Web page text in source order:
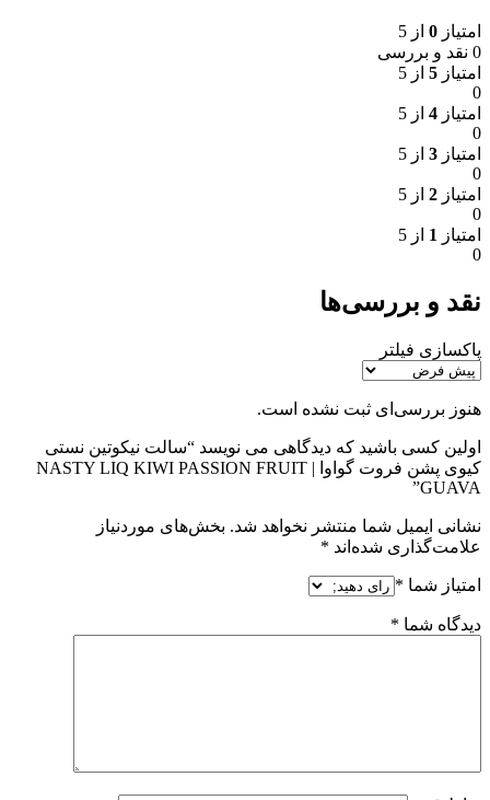
امتیاز 0 از 5
0 نقد و بررسی
امتیاز 5 از 5
0
امتیاز 4 از 5
0
امتیاز 3 از 5
0
امتیاز 2 از 5
0
امتیاز 1 از 5
0
نقد و بررسی‌ها
پاکسازی فیلتر
هنوز بررسی‌ای ثبت نشده است.
اولین کسی باشید که دیدگاهی می نویسد “سالت نیکوتین نستی
کیوی پشن فروت گواوا | NASTY LIQ KIWI PASSION FRUIT
GUAVA”
نشانی ایمیل شما منتشر نخواهد شد. بخش‌های موردنیاز
علامت‌گذاری شده‌اند *
امتیاز شما *
دیدگاه شما *